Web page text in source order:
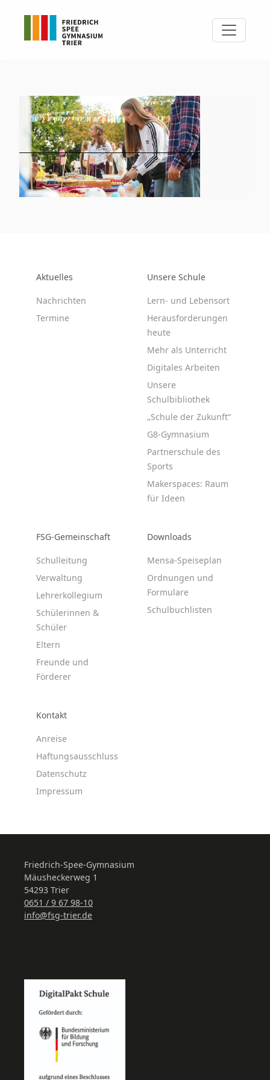
Aktuelles
Nachrichten
Termine
Unsere Schule
Lern- und Lebensort
Herausforderungen
heute
Mehr als Unterricht
Digitales Arbeiten
Unsere
Schulbibliothek
„Schule der Zukunft“
G8-Gymnasium
Partnerschule des
Sports
Makerspaces: Raum
für Ideen
FSG-Gemeinschaft
Schulleitung
Verwaltung
Lehrerkollegium
Schülerinnen &
Schüler
Eltern
Freunde und
Förderer
Downloads
Mensa-Speiseplan
Ordnungen und
Formulare
Schulbuchlisten
Kontakt
Anreise
Haftungsausschluss
Datenschutz
Impressum
Friedrich-Spee-Gymnasium
Mäusheckerweg 1
54293 Trier
0651 / 9 67 98-10
info@fsg-trier.de